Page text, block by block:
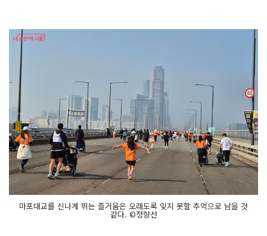
마포대교를 신나게 뛰는 즐거움은 오래도록 잊지 못할 추억으로 남을 것
같다. ©정향선